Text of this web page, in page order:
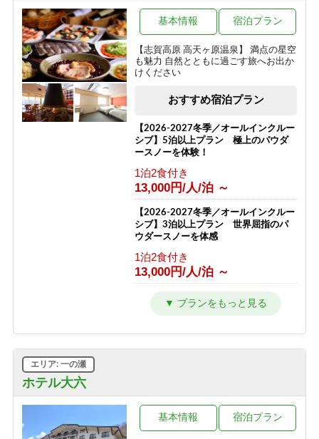
12,100円/人/泊 ～
【志賀高原 高天ヶ原温泉】 満点の星空
も魅力 自然とともに過ごす旅へお出か
けください
基本情報 宿泊プラン
おすすめ宿泊プラン
【2026-2027冬季／オールインクルー
シブ】5泊以上プラン 極上のパウダ
ースノーを体験！
1泊2食付き
13,000円/人/泊 ～
【2026-2027冬季／オールインクルー
シブ】3泊以上プラン 世界屈指のパ
ウダースノーを体感
1泊2食付き
13,000円/人/泊 ～
【1泊2食プラン】大地の恵みコース
志賀高原の自然と高天ヶ原温泉をたの
1泊2食付き
10,000円/人/泊 ～
ホテル大六
エリア: 一の瀬
基本情報 宿泊プラン